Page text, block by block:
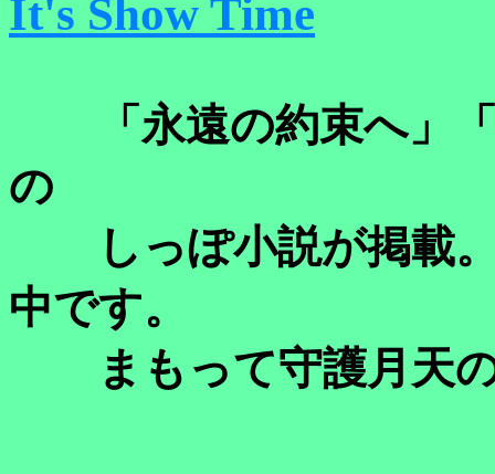
It's Show Time
「永遠の約束へ」「
の
しっぽ小説が掲載。
中です。
まもって守護月天